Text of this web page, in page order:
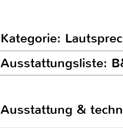
Kategorie:
Ausstattungsliste:
Ausstattung &